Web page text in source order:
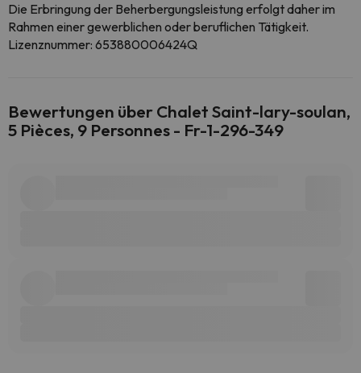
Die Erbringung der Beherbergungsleistung erfolgt daher im
Rahmen einer gewerblichen oder beruflichen Tätigkeit.
Lizenznummer: 653880006424Q
Bewertungen über Chalet Saint-lary-soulan,
5 Pièces, 9 Personnes - Fr-1-296-349